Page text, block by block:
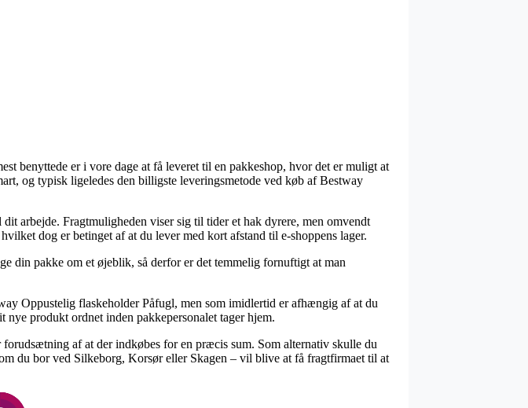
benyttede er i vore dage at få leveret til en pakkeshop, hvor det er muligt at
og typisk ligeledes den billigste leveringsmetode ved køb af Bestway
arbejde. Fragtmuligheden viser sig til tider et hak dyrere, men omvendt
dog er betinget af at du lever med kort afstand til e-shoppens lager.
din pakke om et øjeblik, så derfor er det temmelig fornuftigt at man
Oppustelig flaskeholder Påfugl, men som imidlertid er afhængig af at du
produkt ordnet inden pakkepersonalet tager hjem.
af at der indkøbes for en præcis sum. Som alternativ skulle du
du bor ved Silkeborg, Korsør eller Skagen – vil blive at få fragtfirmaet til at